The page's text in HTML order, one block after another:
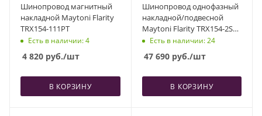
Шинопровод магнитный
накладной Maytoni Flarity
TRX154-111PT
Есть в наличии: 4
4 820 руб./шт
В КОРЗИНУ
Шинопровод однофазный
накладной/подвесной
Maytoni Flarity TRX154-2SR-
D1800-BS
Есть в наличии: 24
47 690руб./шт
В КОРЗИНУ